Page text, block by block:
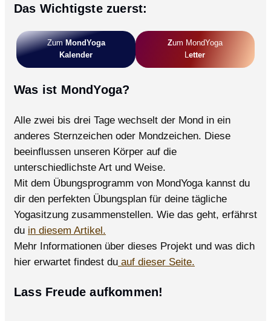
die
Das Wichtigste zuerst:
ZumMondYoga
Kalender
ZUm MondYoga
LEtter
Was ist MondYoga?
Alle zwei bis drei Tage wechselt der Mond in ein
anderes Sternzeichen oder Mondzeichen. Diese
beeinflussen unseren Körper auf die
unterschiedlichste Art und Weise.
Mit dem Übungsprogramm von MondYoga kannst du
dir den perfekten Übungsplan für deine tägliche
Yogasitzung zusammenstellen. Wie das geht, erfährst
du in diesem Artikel.
Mehr Informationen über dieses Projekt und was dich
hier erwartet findest du auf dieser Seite.
Lass Freude aufkommen!